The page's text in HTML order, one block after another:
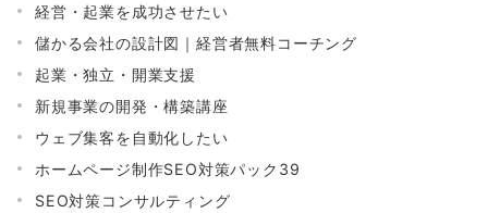
経営・起業を成功させたい
儲かる会社の設計図｜経営者無料コーチング
起業・独立・開業支援
新規事業の開発・構築講座
ウェブ集客を自動化したい
ホームページ制作SEO対策パック39
SEO対策コンサルティング